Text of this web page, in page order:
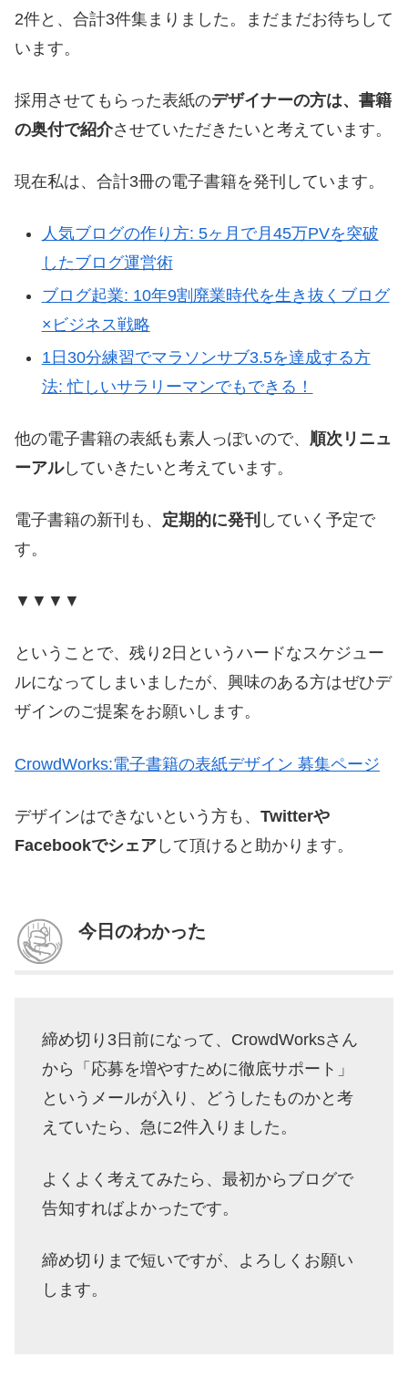
2件と、合計3件集まりました。まだまだお待ちして
います。
採用させてもらった表紙のデザイナーの方は、書籍
の奥付で紹介させていただきたいと考えています。
現在私は、合計3冊の電子書籍を発刊しています。
人気ブログの作り方: 5ヶ月で月45万PVを突破
したブログ運営術
ブログ起業: 10年9割廃業時代を生き抜くブログ
×ビジネス戦略
1日30分練習でマラソンサブ3.5を達成する方
法: 忙しいサラリーマンでもできる！
他の電子書籍の表紙も素人っぽいので、 順次リニュ
ーアルしていきたいと考えています。
電子書籍の新刊も、 定期的に発刊 していく予定で
す。
▼▼▼▼
ということで、残り2日というハードなスケジュー
ルになってしまいましたが、興味のある方はぜひデ
ザインのご提案をお願いします。
CrowdWorks:電子書籍の表紙デザイン 募集ページ
デザインはできないという方も、 Twitterや
Facebookでシェア して頂けると助かります。
今日のわかった
締め切り3日前になって、CrowdWorksさん
から「応募を増やすために徹底サポート」
というメールが入り、どうしたものかと考
えていたら、急に2件入りました。
よくよく考えてみたら、最初からブログで
告知すればよかったです。
締め切りまで短いですが、よろしくお願い
します。